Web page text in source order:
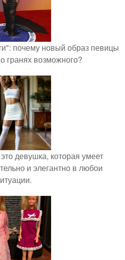
почему новый образ певицы
гранях возможного?
девушка, которая умеет
и элегантно в любои